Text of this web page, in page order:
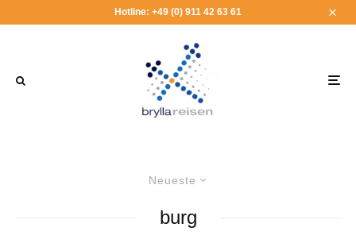
Hotline: +49 (0) 911 42 63 61
Neueste
burg